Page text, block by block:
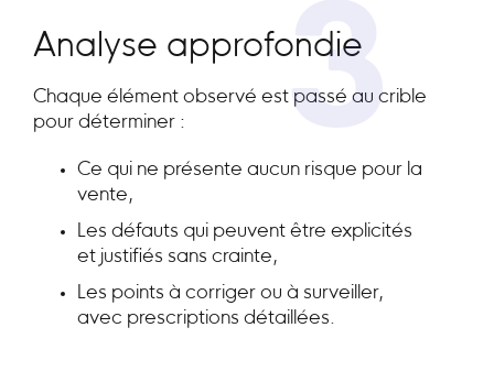
3
Analyse approfondie
Chaque élément observé est passé au crible
pour déterminer :
Ce qui ne présente aucun risque pour la
vente,
Les défauts qui peuvent être explicités
et justifiés sans crainte,
Les points à corriger ou à surveiller,
avec prescriptions détaillées.